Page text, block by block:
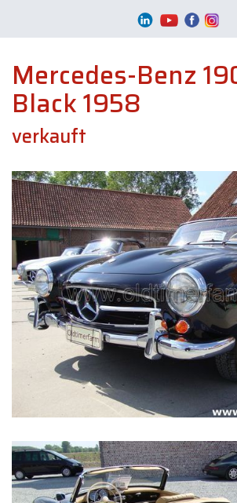
Mercedes-Benz
Black 1958
verkauft